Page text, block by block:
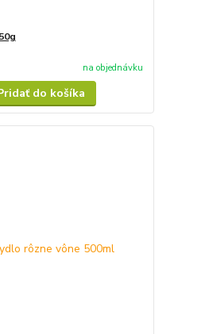
na objednávku
do košíka